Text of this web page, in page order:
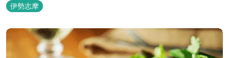
伊勢志摩